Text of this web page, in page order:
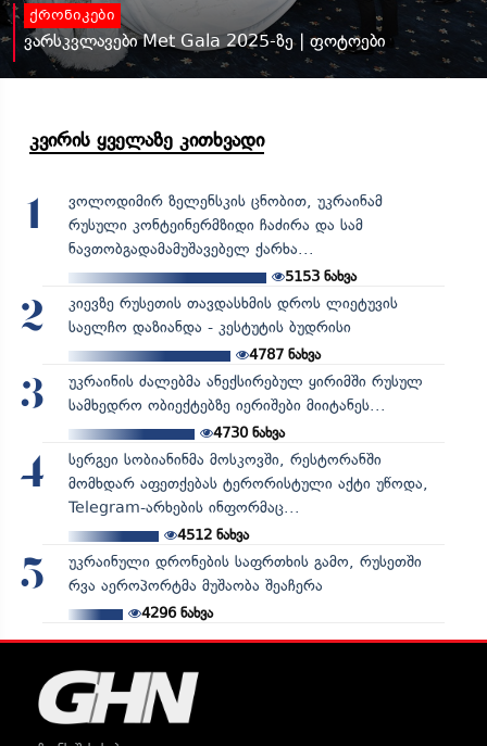
ქრონიკები
ვარსკვლავები Met Gala 2025-ზე | ფოტოები
კვირის ყველაზე კითხვადი
1
ვოლოდიმირ ზელენსკის ცნობით, უკრაინამ
რუსული კონტეინერმზიდი ჩაძირა და სამ
ნავთობგადამამუშავებელ ქარხა...
5153 ნახვა
2
კიევზე რუსეთის თავდასხმის დროს ლიეტუვის
საელჩო დაზიანდა - კესტუტის ბუდრისი
4787ნახვა
3
უკრაინის ძალებმა ანექსირებულ ყირიმში რუსულ
სამხედრო ობიექტებზე იერიშები მიიტანეს...
4730ნახვა
4
სერგეი სობიანინმა მოსკოვში, რესტორანში
მომხდარ აფეთქებას ტერორისტული აქტი უწოდა,
Telegram-არხების ინფორმაც...
4512ნახვა
5
უკრაინული დრონების საფრთხის გამო, რუსეთში
რვა აეროპორტმა მუშაობა შეაჩერა
4296ნახვა